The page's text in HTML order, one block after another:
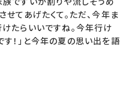
せてあげたくて。ただ、今年ま
たらいいですね。今年行け
！」と今年の夏の思い出を語